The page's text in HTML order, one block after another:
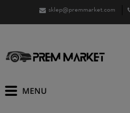
sklep@premmarket.com